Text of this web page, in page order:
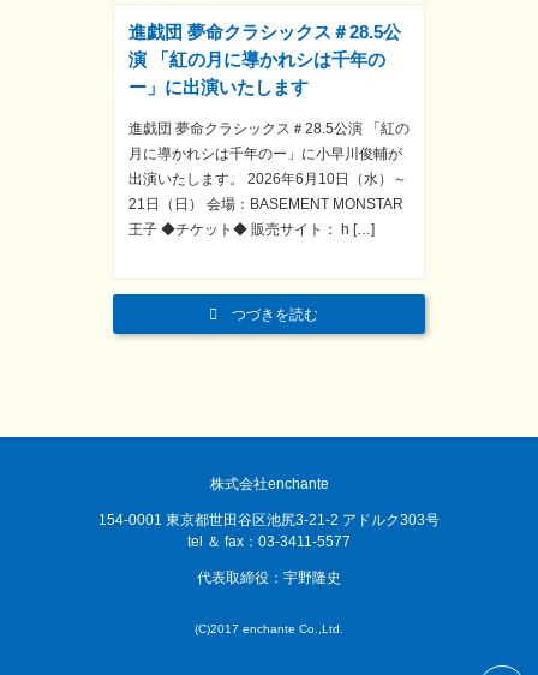
進戯団 夢命クラシックス＃28.5公
演 「紅の月に導かれシは千年の
ー」に出演いたします
進戯団 夢命クラシックス＃28.5公演 「紅の
月に導かれシは千年のー」に小早川俊輔が
出演いたします。 2026年6月10日（水）～
21日（日） 会場：BASEMENT MONSTAR
王子 ◆チケット◆ 販売サイト： h […]
つづきを読む
株式会社enchante
154-0001 東京都世田谷区池尻3-21-2 アドルク303号
tel ＆ fax：03-3411-5577
代表取締役：宇野隆史
(C)2017 enchante Co.,Ltd.